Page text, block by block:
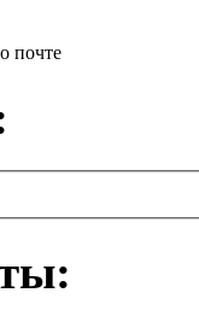
почте